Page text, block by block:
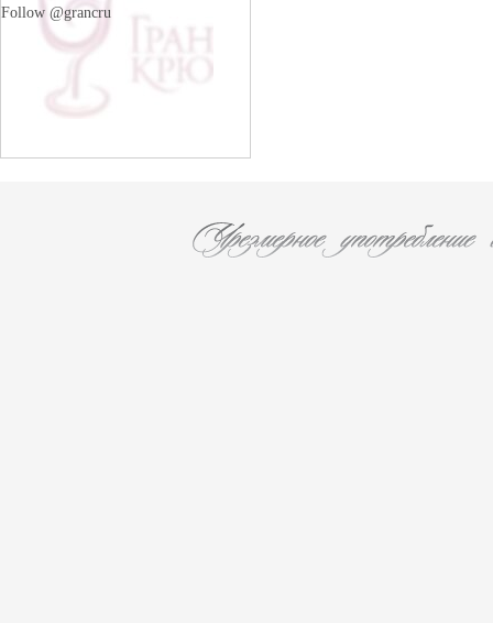
Follow @grancru